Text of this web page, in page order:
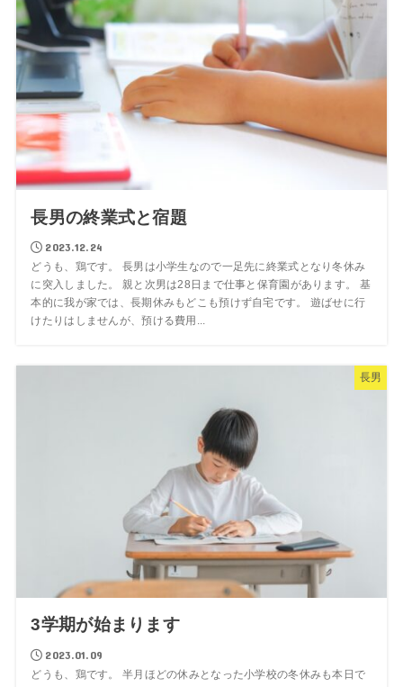
長男の終業式と宿題
2023.12.24
どうも、鶏です。 長男は小学生なので一足先に終業式となり冬休み
に突入しました。 親と次男は28日まで仕事と保育園があります。 基
本的に我が家では、長期休みもどこも預けず自宅です。 遊ばせに行
けたりはしませんが、預ける費用...
長男
3学期が始まります
2023.01.09
どうも、鶏です。 半月ほどの休みとなった小学校の冬休みも本日で